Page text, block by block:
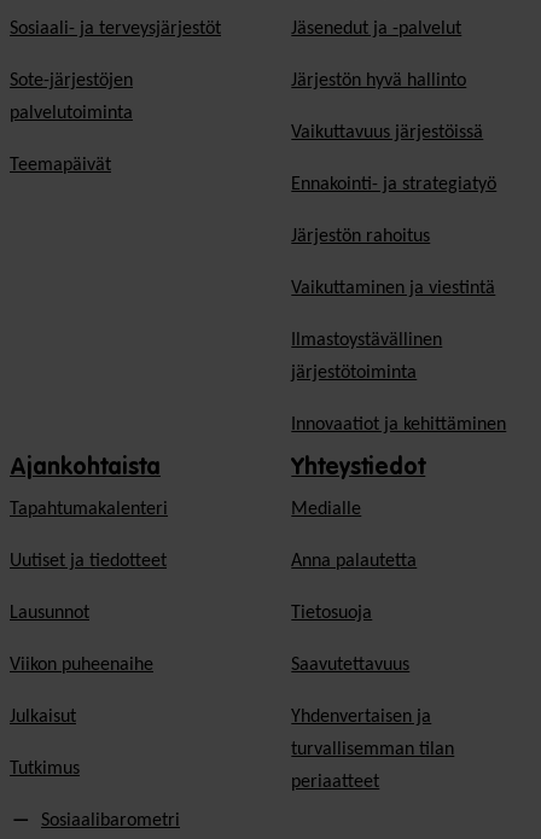
Sosiaali- ja terveysjärjestöt
Sote-järjestöjen
palvelutoiminta
Teemapäivät
Jäsen­edut ja -palvelut
Järjestön hyvä hallinto
Vaikuttavuus järjestöissä
Ennakointi- ja strategiatyö
Järjestön rahoitus
Vaikuttaminen ja viestintä
Ilmastoystävällinen
järjestötoiminta
Innovaatiot ja kehittäminen
Ajankohtaista
Tapahtumakalenteri
Uutiset ja tiedotteet
Lausunnot
Viikon puheenaihe
Julkaisut
Tutkimus
Sosiaalibarometri
Yhteystiedot
Medialle
Anna palautetta
Tietosuoja
Saavutettavuus
Yhdenvertaisen ja
turvallisemman tilan
periaatteet